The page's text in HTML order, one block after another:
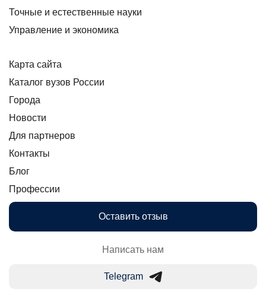
Точные и естественные науки
Управление и экономика
Карта сайта
Каталог вузов России
Города
Новости
Для партнеров
Контакты
Блог
Профессии
Оставить отзыв
Написать нам
Telegram